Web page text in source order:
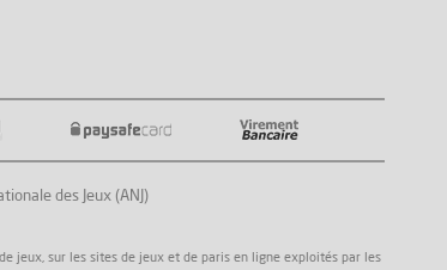
des Jeux (ANJ)
jeux, sur les sites de jeux et de paris en ligne exploités par les